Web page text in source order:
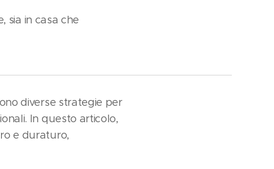
sia in casa che
diverse strategie per
In questo articolo,
e duraturo,